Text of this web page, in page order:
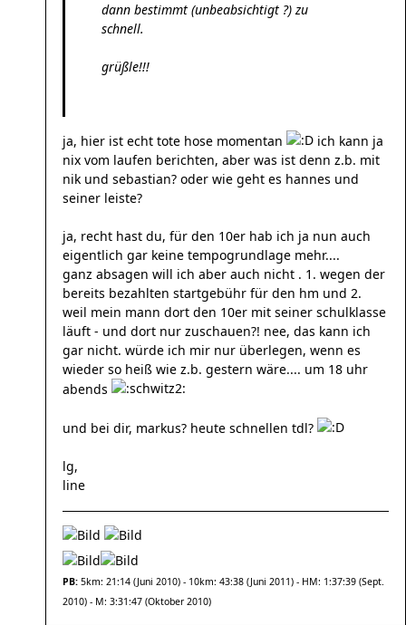
dann bestimmt (unbeabsichtigt ?) zu
schnell.
grüßle!!!
ja, hier ist echt tote hose momentan
ich kann ja
nix vom laufen berichten, aber was ist denn z.b. mit
nik und sebastian? oder wie geht es hannes und
seiner leiste?
ja, recht hast du, für den 10er hab ich ja nun auch
eigentlich gar keine tempogrundlage mehr....
ganz absagen will ich aber auch nicht . 1. wegen der
bereits bezahlten startgebühr für den hm und 2.
weil mein mann dort den 10er mit seiner schulklasse
läuft - und dort nur zuschauen?! nee, das kann ich
gar nicht. würde ich mir nur überlegen, wenn es
wieder so heiß wie z.b. gestern wäre.... um 18 uhr
abends
und bei dir, markus? heute schnellen tdl?
lg,
line
PB: 5km: 21:14 (Juni 2010) - 10km: 43:38 (Juni 2011) - HM: 1:37:39 (Sept.
2010) - M: 3:31:47 (Oktober 2010)